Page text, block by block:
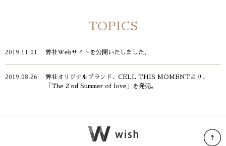
TOPICS
2019.11.01 弊社Webサイトを公開いたしました。
2019.08.26
弊社オリジナルブランド、CELL THIS MOMENTより、
「The 2 nd Summer of love」を発売。